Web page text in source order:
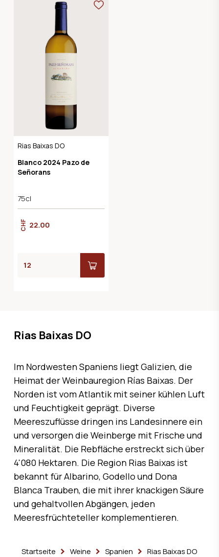
Rias Baixas DO
Blanco 2024 Pazo de
Señorans
75cl
CHF 22.00
Rias Baixas DO
Im Nordwesten Spaniens liegt Galizien, die
Heimat der Weinbauregion Rías Baixas. Der
Norden ist vom Atlantik mit seiner kühlen Luft
und Feuchtigkeit geprägt. Diverse
Meereszuflüsse dringen ins Landesinnere ein
und versorgen die Weinberge mit Frische und
Mineralität. Die Rebfläche erstreckt sich über
4'080 Hektaren. Die Region Rias Baixas ist
bekannt für Albarino, Godello und Dona
Blanca Trauben, die mit ihrer knackigen Säure
und gehaltvollen Abgängen, jeden
Meeresfrüchteteller komplementieren.
Startseite Weine Spanien Rias Baixas DO